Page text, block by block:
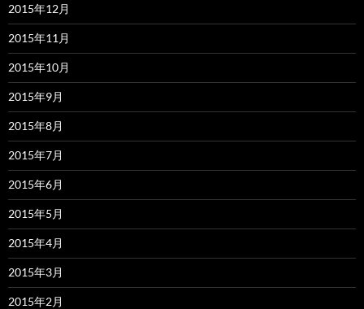
2015年12月
2015年11月
2015年10月
2015年9月
2015年8月
2015年7月
2015年6月
2015年5月
2015年4月
2015年3月
2015年2月